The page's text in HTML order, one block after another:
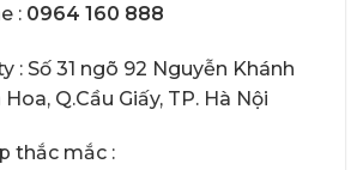
: 0964 160 888
: Số 31 ngõ 92 Nguyễn Khánh
Q.Cầu Giấy, TP. Hà Nội
thắc mắc :